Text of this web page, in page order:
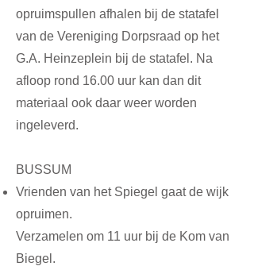
opruimspullen afhalen bij de statafel
van de Vereniging Dorpsraad op het
G.A. Heinzeplein bij de statafel. Na
afloop rond 16.00 uur kan dan dit
materiaal ook daar weer worden
ingeleverd.
BUSSUM
Vrienden van het Spiegel gaat de wijk
opruimen.
Verzamelen om 11 uur bij de Kom van
Biegel.